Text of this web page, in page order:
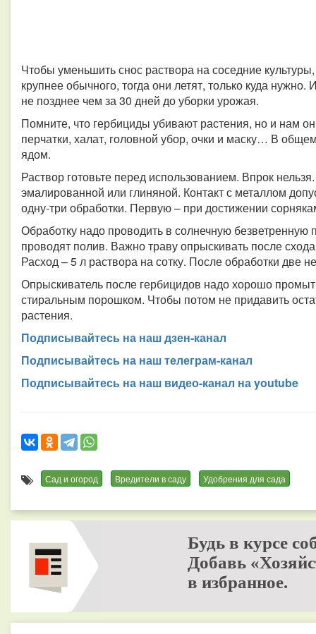
Чтобы уменьшить снос раствора на соседние
крупнее обычного, тогда они летят, только куда
не позднее чем за 30 дней до уборки урожая.
Помните, что гербициды убивают растения, но и нам
перчатки, халат, головной убор, очки и маску… В
ядом.
Раствор готовьте перед использованием. Впрок
эмалированной или глиняной. Контакт с металлом
одну-три обработки. Первую – при достижении
Обработку надо проводить в солнечную безветренную
проводят полив. Важно траву опрыскивать после
Расход – 5 л раствора на сотку. После обработки две
Опрыскиватель после гербицидов надо хорошо
стиральным порошком. Чтобы потом не придавить
растения.
Подписывайтесь на наш дзен-канал
Подписывайтесь на наш телеграм-канал
Подписывайтесь на наш видео-канал на youtube
Сад и огород Вредители в саду Удобрения для сада
Будь в курсе
Добавь
в избранное.